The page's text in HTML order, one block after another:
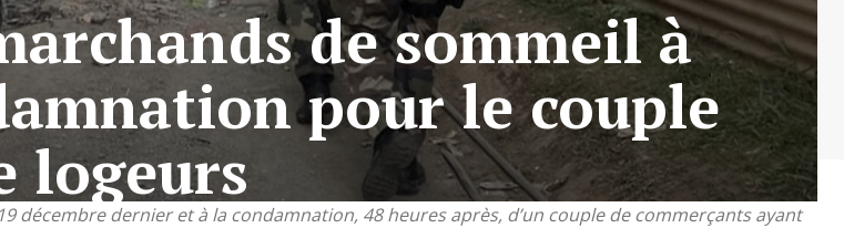
décembre dernier et à la condamnation, 48 heures après, d’un couple de commerçants ayant
de sommeil à
pour le couple
logeurs